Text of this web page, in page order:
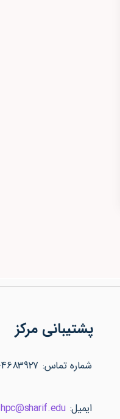
پشتیبانی مرکز
شماره تماس: 4683927-0991
ایمیل:hpc@sharif.edu